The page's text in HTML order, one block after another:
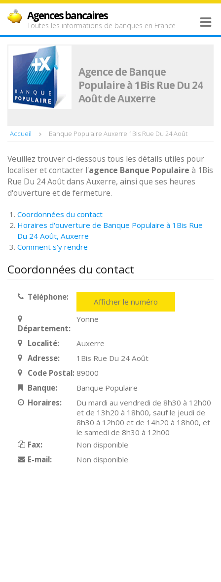
Agences bancaires
Toutes les informations de banques en France
Agence de Banque
Populaire à 1Bis Rue Du 24
Août de Auxerre
Accueil Banque Populaire Auxerre 1Bis Rue Du 24 Août
Veuillez trouver ci-dessous tous les détails utiles pour
localiser et contacter l'agence Banque Populaire à 1Bis
Rue Du 24 Août dans Auxerre, ainsi que ses heures
d'ouverture et de fermeture.
Coordonnées du contact
Horaires d'ouverture de Banque Populaire à 1Bis Rue
Du 24 Août, Auxerre
Comment s'y rendre
Coordonnées du contact
Téléphone: Afficher le numéro
Département:
Yonne
Localité:
Auxerre
Adresse:
1Bis Rue Du 24 Août
Code Postal: 89000
Banque:
Banque Populaire
Horaires:
Du mardi au vendredi de 8h30 à 12h00
et de 13h20 à 18h00, sauf le jeudi de
8h30 à 12h00 et de 14h20 à 18h00, et
le samedi de 8h30 à 12h00
Fax:
Non disponible
E-mail:
Non disponible